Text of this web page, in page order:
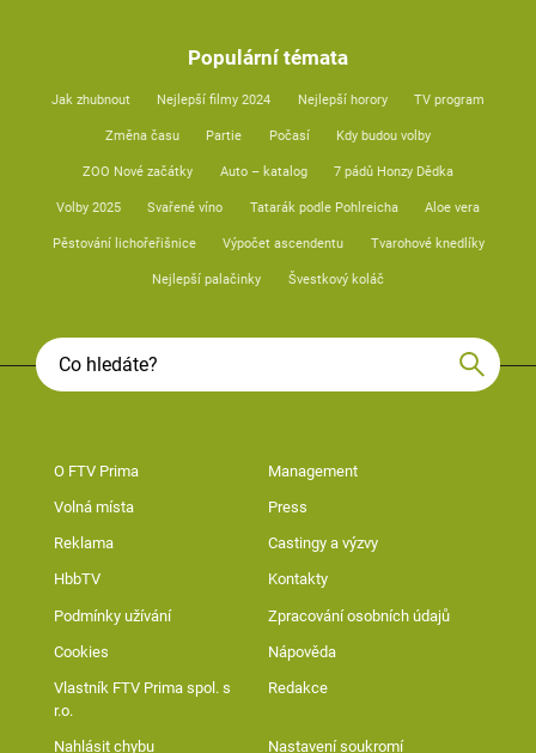
Populární témata
Jak zhubnout Nejlepší filmy 2024 Nejlepší horory TV program
Změna času Partie Počasí Kdy budou volby
ZOO Nové začátky Auto – katalog 7 pádů Honzy Dědka
Volby 2025 Svařené víno Tatarák podle Pohlreicha Aloe vera
Pěstování lichořeřišnice Výpočet ascendentu Tvarohové knedlíky
Nejlepší palačinky Švestkový koláč
O FTV Prima Management
Volná místa Press
Reklama Castingy a výzvy
HbbTV Kontakty
Podmínky užívání Zpracování osobních údajů
Cookies Nápověda
Vlastník FTV Prima spol. s
r.o.
Redakce
Nahlásit chybu Nastavení soukromí